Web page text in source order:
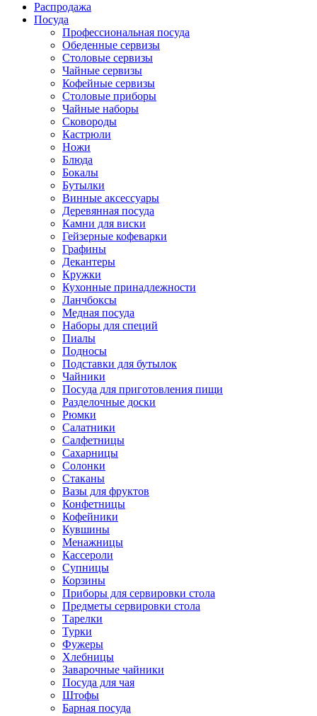
Распродажа
Посуда
Профессиональная посуда
Обеденные сервизы
Столовые сервизы
Чайные сервизы
Кофейные сервизы
Столовые приборы
Чайные наборы
Сковороды
Кастрюли
Ножи
Блюда
Бокалы
Бутылки
Винные аксессуары
Деревянная посуда
Камни для виски
Гейзерные кофеварки
Графины
Декантеры
Кружки
Кухонные принадлежности
Ланчбоксы
Медная посуда
Наборы для специй
Пиалы
Подносы
Подставки для бутылок
Чайники
Посуда для приготовления пищи
Разделочные доски
Рюмки
Салатники
Салфетницы
Сахарницы
Солонки
Стаканы
Вазы для фруктов
Конфетницы
Кофейники
Кувшины
Менажницы
Кассероли
Супницы
Корзины
Приборы для сервировки стола
Предметы сервировки стола
Тарелки
Турки
Фужеры
Хлебницы
Заварочные чайники
Посуда для чая
Штофы
Барная посуда